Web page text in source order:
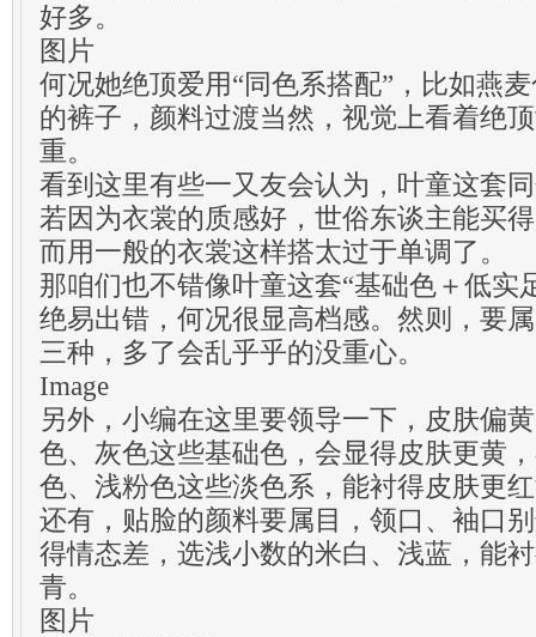
好多。
图片
何况她绝顶爱用“同色系搭配”，比如燕
的裤子，颜料过渡当然，视觉上看着绝
重。
看到这里有些一又友会认为，叶童这套
若因为衣裳的质感好，世俗东谈主能买
而用一般的衣裳这样搭太过于单调了。
那咱们也不错像叶童这套“基础色＋低实
绝易出错，何况很显高档感。然则，要
三种，多了会乱乎乎的没重心。
Image
另外，小编在这里要领导一下，皮肤偏
色、灰色这些基础色，会显得皮肤更黄
色、浅粉色这些淡色系，能衬得皮肤更
还有，贴脸的颜料要属目，领口、袖口
得情态差，选浅小数的米白、浅蓝，能
青。
图片